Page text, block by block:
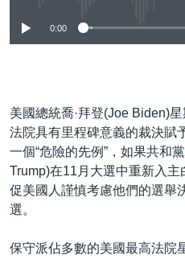
0:00
美國總統喬·拜登(Joe Biden)
法院具有里程碑意義的裁決賦
一個“危險的先例”，如果共和
Trump)在11月大選中重新入
促美國人謹慎考慮他們的選舉
選。
保守派佔多數的美國最高法院